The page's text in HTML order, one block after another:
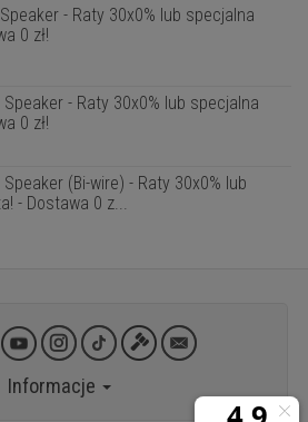
- Raty 30x0% lub specjalna
0 zł!
- Raty 30x0% lub specjalna
0 zł!
(Bi-wire) - Raty 30x0% lub
- Dostawa 0 z...
Informacje